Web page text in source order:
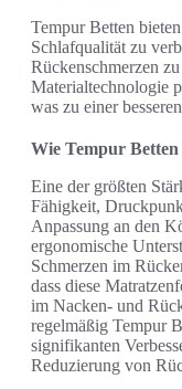
Tempur Betten
Schlafqualität zu
Rückenschmerzen
Materialtechnologie
was zu einer
Wie Tempur
Eine der größten
Fähigkeit,
Anpassung an den
ergonomische
Schmerzen im
dass diese
im Nacken- und
regelmäßig Tempur
signifikanten
Reduzierung von